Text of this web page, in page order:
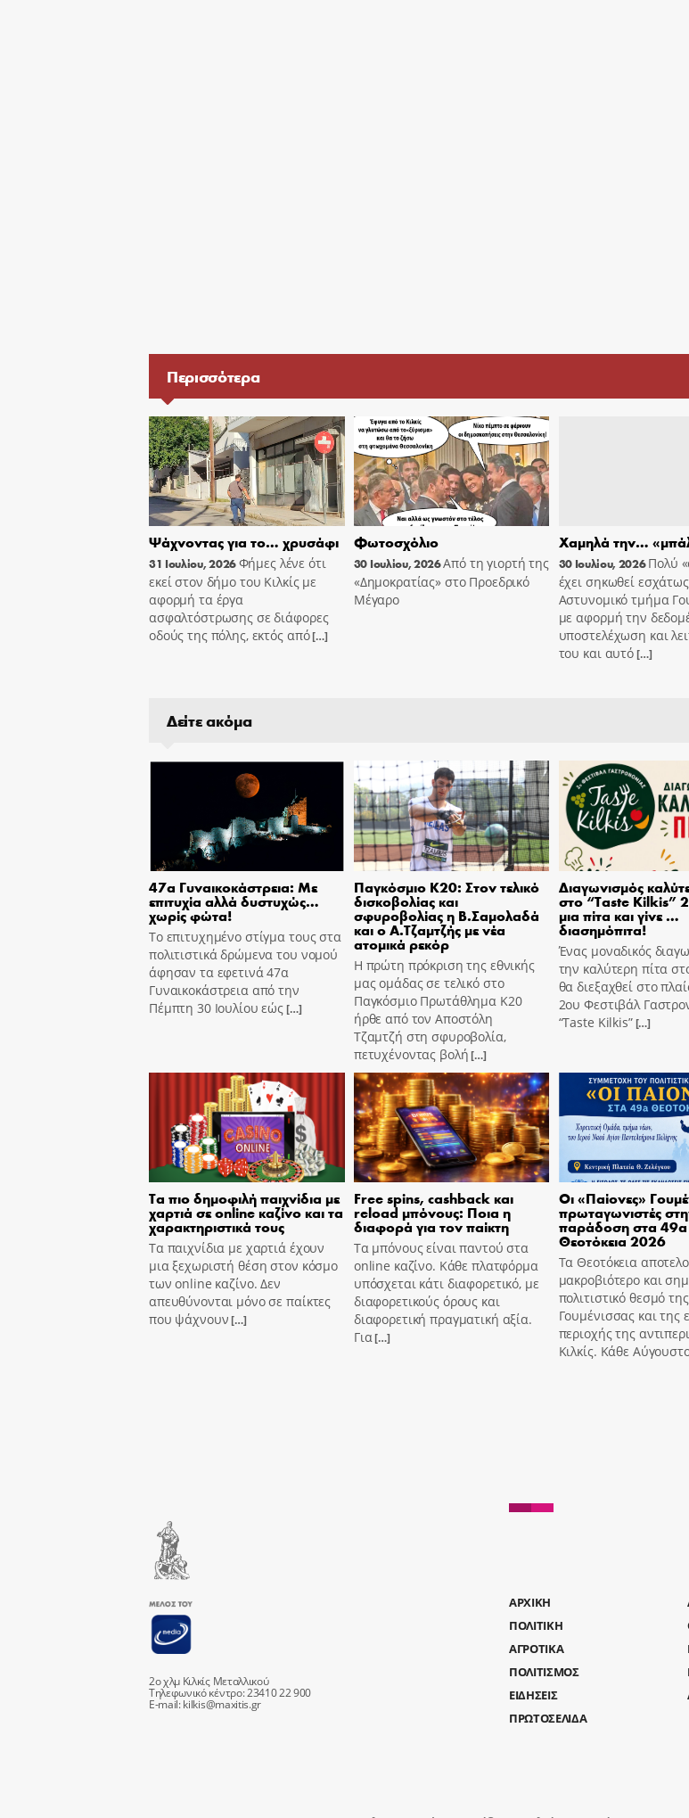
Περισσότερα
Ψάχνοντας για το… χρυσάφι
31 Ιουλίου, 2026Φήμες λένε ότι
εκεί στον δήμο του Κιλκίς με
αφορμή τα έργα
ασφαλτόστρωσης σε διάφορες
οδούς της πόλης, εκτός από[…]
Φωτοσχόλιο
30 Ιουλίου, 2026Από τη γιορτή της
«Δημοκρατίας» στο Προεδρικό
Μέγαρο
Χαμηλά την…
30 Ιουλίου, 2026Πολύ
έχει σηκωθεί
Αστυνομικό τμήμα
με αφορμή την
υποστελέχωση και
του και αυτό[…]
Δείτε ακόμα
47α Γυναικοκάστρεια: Με
επιτυχία αλλά δυστυχώς…
χωρίς φώτα!
Το επιτυχημένο στίγμα τους στα
πολιτιστικά δρώμενα του νομού
άφησαν τα εφετινά 47α
Γυναικοκάστρεια από την
Πέμπτη 30 Ιουλίου εώς[…]
Παγκόσμιο Κ20: Στον τελικό
δισκοβολίας και
σφυροβολίας η Β.Σαμολαδά
και ο Α.Τζαμτζής με νέα
ατομικά ρεκόρ
Η πρώτη πρόκριση της εθνικής
μας ομάδας σε τελικό στο
Παγκόσμιο Πρωτάθλημα Κ20
ήρθε από τον Αποστόλη
Τζαμτζή στη σφυροβολία,
πετυχένοντας βολή[…]
Διαγωνισμός
στο “Taste Kilkis”
μια πίτα και γίνε …
διασημόπιτα!
Ένας μοναδικός
την καλύτερη πίτα
θα διεξαχθεί στο
2ου Φεστιβάλ
“Taste Kilkis”[…]
Τα πιο δημοφιλή παιχνίδια με
χαρτιά σε online καζίνο και τα
χαρακτηριστικά τους
Τα παιχνίδια με χαρτιά έχουν
μια ξεχωριστή θέση στον κόσμο
των online καζίνο. Δεν
απευθύνονται μόνο σε παίκτες
που ψάχνουν[…]
Free spins, cashback και
reload μπόνους: Ποια η
διαφορά για τον παίκτη
Τα μπόνους είναι παντού στα
online καζίνο. Κάθε πλατφόρμα
υπόσχεται κάτι διαφορετικό, με
διαφορετικούς όρους και
διαφορετική πραγματική αξία.
Για[…]
Οι «Παίονες»
πρωταγωνιστές
παράδοση στα 49α
Θεοτόκεια 2026
Τα Θεοτόκεια
μακροβιότερο και
πολιτιστικό θεσμό της
Γουμένισσας και της
περιοχής της
Κιλκίς. Κάθε
2ο χλμ Κιλκίς Μεταλλικού
Τηλεφωνικό κέντρο: 23410 22 900
E-mail:kilkis@maxitis.gr
AΡΧΙΚΗ
ΠΟΛΙΤΙΚΗ
ΑΓΡΟΤΙΚΑ
ΠΟΛΙΤΙΣΜΟΣ
ΕΙΔΗΣΕΙΣ
ΠΡΩΤΟΣΕΛΙΔΑ